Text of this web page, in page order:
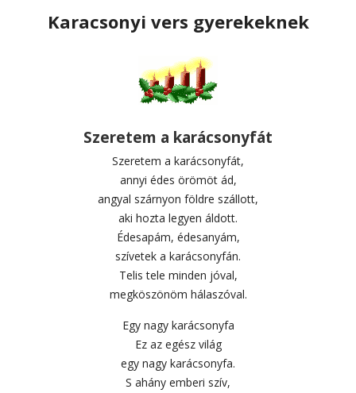
Karacsonyi vers gyerekeknek
Szeretem a karácsonyfát
Szeretem a karácsonyfát,
annyi édes örömöt ád,
angyal szárnyon földre szállott,
aki hozta legyen áldott.
Édesapám, édesanyám,
szívetek a karácsonyfán.
Telis tele minden jóval,
megköszönöm hálaszóval.
Egy nagy karácsonyfa
Ez az egész világ
egy nagy karácsonyfa.
S ahány emberi szív,